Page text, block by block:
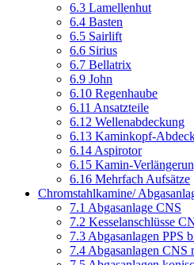
6.3 Lamellenhut
6.4 Basten
6.5 Sairlift
6.6 Sirius
6.7 Bellatrix
6.9 John
6.10 Regenhaube
6.11 Ansatzteile
6.12 Wellenabdeckung
6.13 Kaminkopf-
6.14 Aspirotor
6.15 Kamin-
6.16 Mehrfach Aufsätze
Chromstahlkamine/
7.1 Abgasanlage CNS
7.2 Kesselanschlüsse
7.3 Abgasanlagen PPS
7.4 Abgasanlagen CNS